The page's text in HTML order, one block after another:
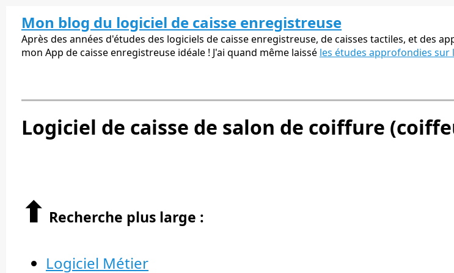
Mon blog du logiciel de caisse enregistreuse
Après des années d'études des logiciels de caisse enregistreuse, de caisses tactiles, et des
mon App de caisse enregistreuse idéale ! J'ai quand même laissé les études approfondies sur
Logiciel de caisse de salon de coiffure
⬆︎ Recherche plus large :
Logiciel Métier